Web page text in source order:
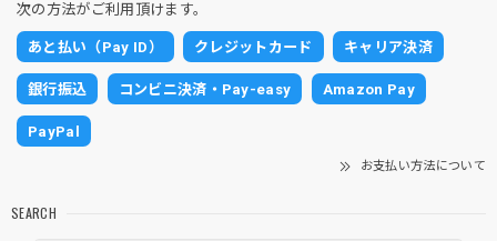
次の方法がご利用頂けます。
あと払い（Pay ID） クレジットカード キャリア決済
銀行振込 コンビニ決済・Pay-easy Amazon Pay
PayPal
お支払い方法について
SEARCH